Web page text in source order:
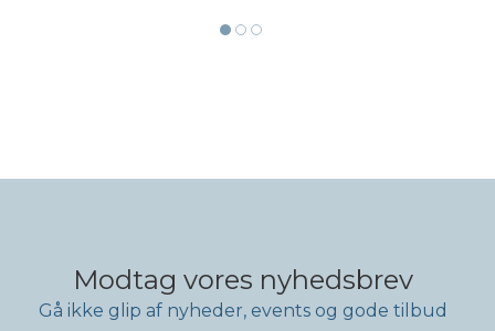
Modtag vores nyhedsbrev
Gå ikke glip af nyheder, events og gode tilbud